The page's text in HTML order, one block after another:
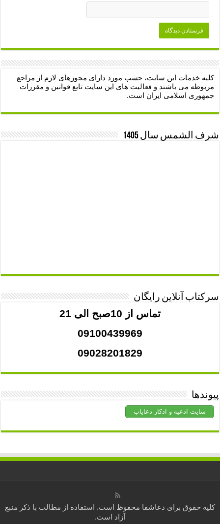
کلیه خدمات این سایت، حسب مورد دارای مجوزهای لازم از مراجع
مربوطه می باشند و فعالیت های این سایت تابع قوانین و مقررات
جمهوری اسلامی ایران است.
شرف الشمس سال 1405
سرکتاب آنلاین رایگان
تماس از 10صبح الی 21
09100439969
09028201829
پیوندها
سایت ادعیه و اذکار دعایاب
کلیه حقوق برای دعاشفا محفوظ است. استفاده از مطالب با ذکر منبع
آزاد است.